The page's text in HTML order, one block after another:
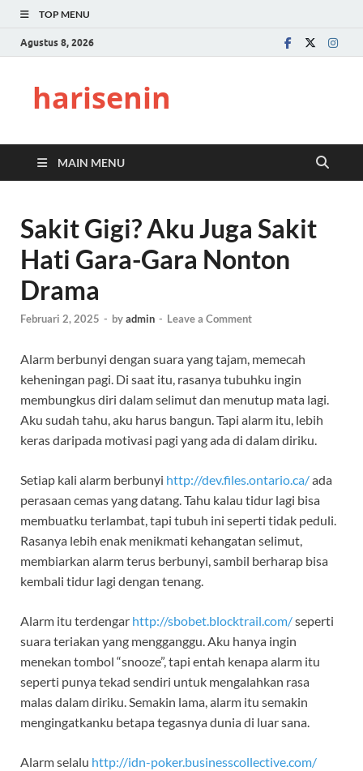
TOP MENU
Agustus 8, 2026
harisenin
MAIN MENU
Sakit Gigi? Aku Juga Sakit
Hati Gara-Gara Nonton
Drama
Februari 2, 2025 - byadmin - Leave a Comment
Alarm berbunyi dengan suara yang tajam, memecah
keheningan pagi. Di saat itu, rasanya tubuhku ingin
membungkus diri dalam selimut dan menutup mata lagi.
Aku sudah tahu, aku harus bangun. Tapi alarm itu, lebih
keras daripada motivasi pagi yang ada di dalam diriku.
Setiap kali alarm berbunyi http://dev.files.ontario.ca/ada
perasaan cemas yang datang. Tahu kalau tidur lagi bisa
membuatku terlambat, tapi tubuh ini seperti tidak peduli.
Rasanya lebih enak menikmati kehangatan selimut,
membiarkan alarm terus berbunyi, sambil berharap bisa
kembali tidur lagi dengan tenang.
Alarm itu terdengar http://sbobet.blocktrail.com/seperti
suara teriakan yang mengganggu. Aku hanya ingin
menekan tombol “snooze”, tapi entah kenapa alarm itu
seperti punya tekad sendiri untuk mengalahkan rasa
malas dalam diriku. Semakin lama, alarm itu semakin
mengingatkanku betapa tegasnya dunia di luar sana.
Alarm selalu http://idn-poker.businesscollective.com/